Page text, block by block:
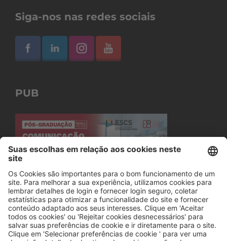
Siga-nos nas redes sociais
PUB